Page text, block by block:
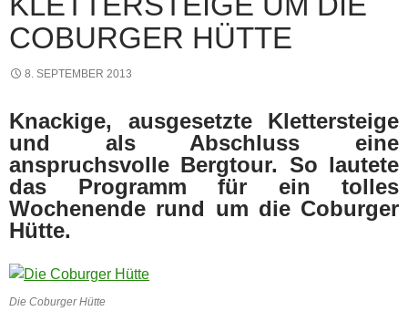
COBURGER HÜTTE
8. SEPTEMBER 2013
Knackige, ausgesetzte Klettersteige
und als Abschluss eine
anspruchsvolle Bergtour. So lautete
das Programm für ein tolles
Wochenende rund um die Coburger
Hütte.
Die Coburger Hütte